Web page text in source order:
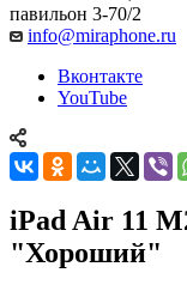
павильон 3-70/2
info@miraphone.ru
Вконтакте
YouTube
iPad Air 11
"Хороший"